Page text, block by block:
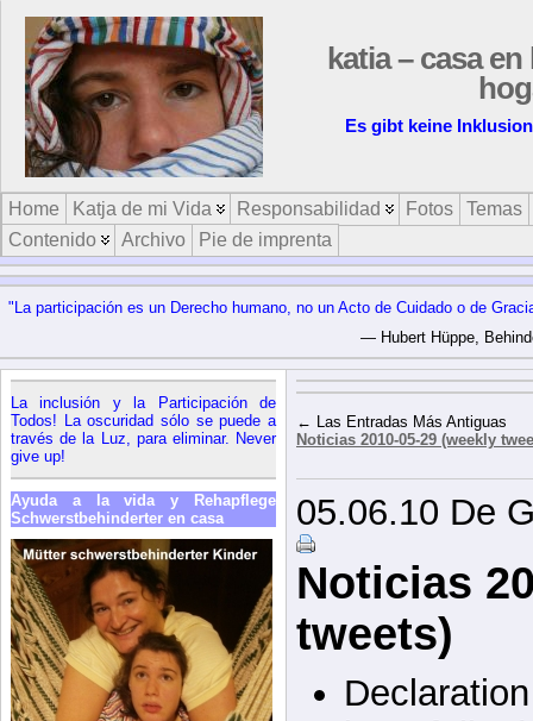
katia – casa
Es gibt keine
Home Katja de mi Vida Responsabilidad Fotos
Temas
Contenido
Archivo Pie de imprenta
"La participación es un Derecho humano, no un Acto de Cuidado o de
— Hubert Hüppe,
La inclusión y la Participación de
Todos! La oscuridad sólo se puede a
través de la Luz, para eliminar. Never
give up!
Ayuda a la vida y Rehapflege
Schwerstbehinderter en casa
← Las Entradas Más Antiguas
Noticias 2010-05-29 (weekly
05.06.10 De
Noticias
tweets)